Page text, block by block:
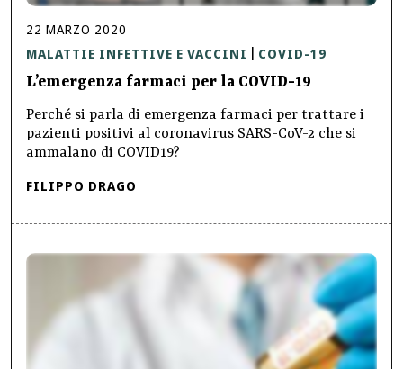
22 MARZO 2020
MALATTIE INFETTIVE E VACCINI
COVID-19
L’emergenza farmaci per la COVID-19
Perché si parla di emergenza farmaci per trattare i
pazienti positivi al coronavirus SARS-CoV-2 che si
ammalano di COVID19?
FILIPPO DRAGO